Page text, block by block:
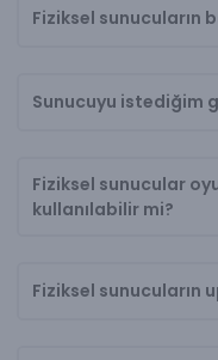
Fiziksel sunucuların
Sunucuyu istediğim
Fiziksel sunucular
kullanılabilir mi?
Fiziksel sunucuların